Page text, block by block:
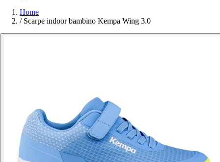
Home
/ Scarpe indoor bambino Kempa Wing 3.0